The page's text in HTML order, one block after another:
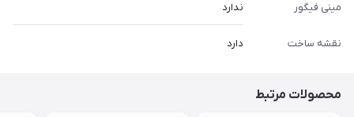
مینی فیگور ندارد
نقشه ساخت دارد
محصولات مرتبط